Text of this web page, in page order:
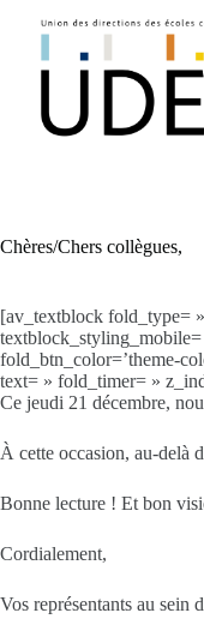
Chères/Chers collègues,
[av_textblock fold_type=
fold_btn_color=’theme-
text= » fold_timer= »
Ce jeudi 21 décembre,
À cette occasion, au-delà
Bonne lecture ! Et bon
Cordialement,
Vos représentants au